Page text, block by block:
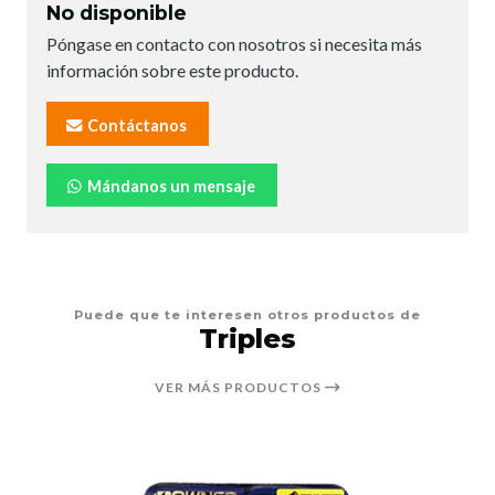
No disponible
Póngase en contacto con nosotros si necesita más
información sobre este producto.
Contáctanos
Mándanos un mensaje
Puede que te interesen otros productos de
Triples
VER MÁS PRODUCTOS